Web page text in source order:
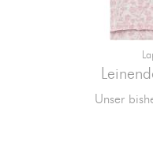
Unser